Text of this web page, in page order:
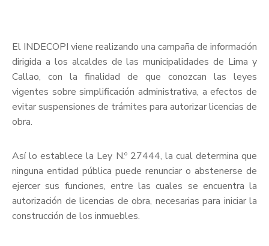
El INDECOPI viene realizando una campaña de información
dirigida a los alcaldes de las municipalidades de Lima y
Callao, con la finalidad de que conozcan las leyes
vigentes sobre simplificación administrativa, a efectos de
evitar suspensiones de trámites para autorizar licencias de
obra.
Así lo establece la Ley N.º 27444, la cual determina que
ninguna entidad pública puede renunciar o abstenerse de
ejercer sus funciones, entre las cuales se encuentra la
autorización de licencias de obra, necesarias para iniciar la
construcción de los inmuebles.